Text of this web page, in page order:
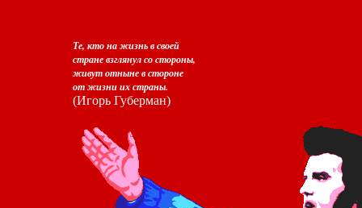
Те, кто на жизнь в своей
стране взглянул со стороны,
живут отныне в стороне
от жизни их страны.
(Игорь Губерман)